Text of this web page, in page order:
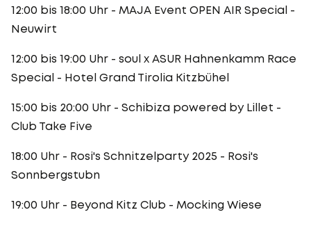
12:00 bis 18:00 Uhr - MAJA Event OPEN AIR Special -
Neuwirt
12:00 bis 19:00 Uhr - soul x ASUR Hahnenkamm Race
Special - Hotel Grand Tirolia Kitzbühel
15:00 bis 20:00 Uhr - Schibiza powered by Lillet -
Club Take Five
18:00 Uhr - Rosi's Schnitzelparty 2025 - Rosi's
Sonnbergstubn
19:00 Uhr - Beyond Kitz Club - Mocking Wiese